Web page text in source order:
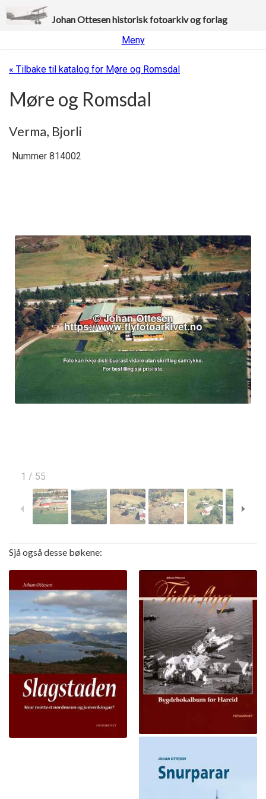
Johan Ottesen historisk fotoarkiv og forlag
Meny
« Tilbake til katalog for Møre og Romsdal
Møre og Romsdal
Verma, Bjorli
1 / 55
Nummer 814002
Sjå også desse bøkene: